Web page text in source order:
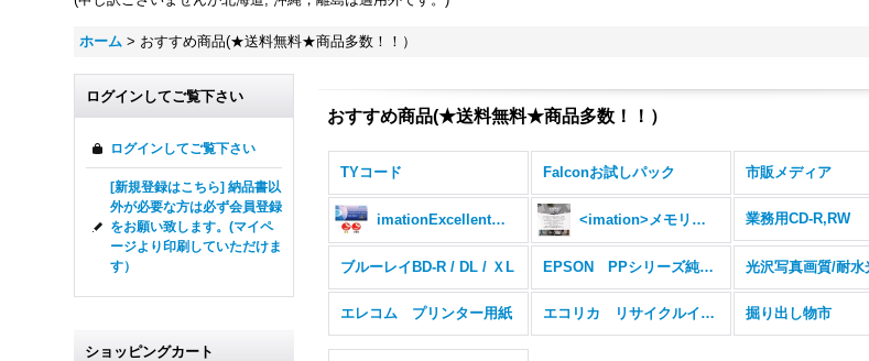
ホーム > おすすめ商品(★送料無料★商品多数！！）
ログインしてご覧下さい
ログインしてご覧下さい
[新規登録はこちら] 納品書以
外が必要な方は必ず会員登録
をお願い致します。(マイペ
ージより印刷していただけま
す）
ショッピングカート
おすすめ商品(★送料無料★商品多数！！）
TYコード Falconお試しパック 市販メディア
imationExcellent with "CG" Technology （Ritek Pro "CG"） <imation>メモリー・内蔵SSD／スマホ・ゲームアクセサリ 業務用CD-R,RW
ブルーレイBD-R / DL / ＸL EPSON PPシリーズ純正インク（PJIC）
エレコム プリンター用紙 エコリカ リサイクルインク 掘り出し物市